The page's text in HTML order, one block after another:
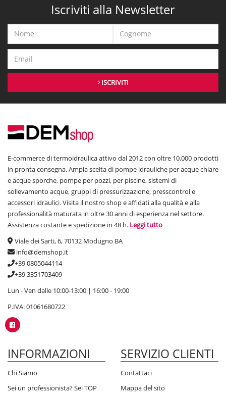
Iscriviti alla Newsletter
ISCRIVITI
E-commerce di termoidraulica attivo dal 2012 con oltre 10.000 prodotti
in pronta consegna. Ampia scelta di pompe idrauliche per acque chiare
e acque sporche, pompe per pozzi, per piscine, sistemi di
sollevamento acque, gruppi di pressurizzazione, presscontrol e
accessori idraulici. Visita il nostro shop e affidati alla qualità e alla
professionalità maturata in oltre 30 anni di esperienza nel settore.
Assistenza costante e spedizione in 48 h. Leggi tutto
Viale dei Sarti, 6, 70132 Modugno BA
info@demshop.it
+39 0805044114
+39 3351703409
Lun - Ven dalle 10:00-13:00 | 16:00 - 19:00
P.IVA: 01061680722
INFORMAZIONI
Chi Siamo
Sei un professionista? Sei TOP
SERVIZIO CLIENTI
Contattaci
Mappa del sito